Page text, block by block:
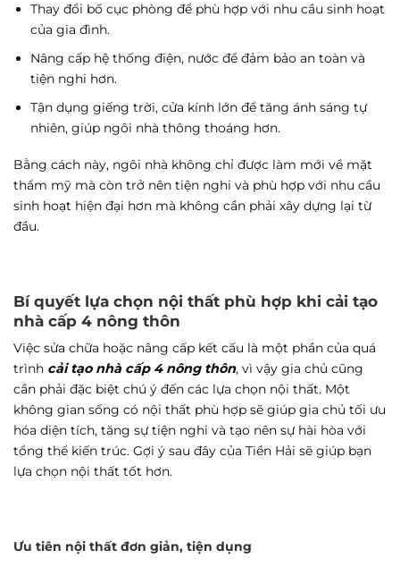
Thay đổi bố cục phòng để phù hợp với nhu cầu sinh hoạt
của gia đình.
Nâng cấp hệ thống điện, nước để đảm bảo an toàn và
tiện nghi hơn.
Tận dụng giếng trời, cửa kính lớn để tăng ánh sáng tự
nhiên, giúp ngôi nhà thông thoáng hơn.
Bằng cách này, ngôi nhà không chỉ được làm mới về mặt
thẩm mỹ mà còn trở nên tiện nghi và phù hợp với nhu cầu
sinh hoạt hiện đại hơn mà không cần phải xây dựng lại từ
đầu.
Bí quyết lựa chọn nội thất phù hợp khi cải tạo
nhà cấp 4 nông thôn
Việc sửa chữa hoặc nâng cấp kết cấu là một phần của quá
trình cải tạo nhà cấp 4 nông thôn, vì vậy gia chủ cũng
cần phải đặc biệt chú ý đến các lựa chọn nội thất. Một
không gian sống có nội thất phù hợp sẽ giúp gia chủ tối ưu
hóa diện tích, tăng sự tiện nghi và tạo nên sự hài hòa với
tổng thể kiến trúc. Gợi ý sau đây của Tiền Hải sẽ giúp bạn
lựa chọn nội thất tốt hơn.
Ưu tiên nội thất đơn giản, tiện dụng